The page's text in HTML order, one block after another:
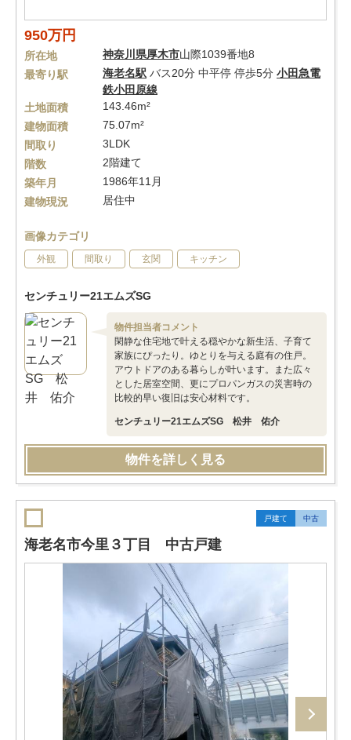
950万円
所在地 神奈川県厚木市山際1039番地8
最寄り駅
海老名駅 バス20分 中平停 停歩5分 小田急電
鉄小田原線
土地面積
143.46m²
建物面積
75.07m²
間取り
3LDK
階数
2階建て
築年月
1986年11月
建物現況
居住中
画像カテゴリ
外観 間取り 玄関 キッチン
センチュリー21エムズSG
物件担当者コメント
閑静な住宅地で叶える穏やかな新生活、子育て
家族にぴったり。ゆとりを与える庭有の住戸。
アウトドアのある暮らしが叶います。また広々
とした居室空間、更にプロパンガスの災害時の
比較的早い復旧は安心材料です。
センチュリー21エムズSG 松井 佑介
物件を詳しく見る
戸建て 中古
海老名市今里３丁目 中古戸建